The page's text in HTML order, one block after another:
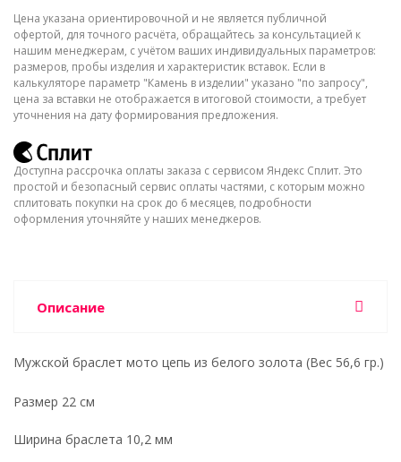
Цена указана ориентировочной и не является публичной
офертой, для точного расчёта, обращайтесь за консультацией к
нашим менеджерам, с учётом ваших индивидуальных параметров:
размеров, пробы изделия и характеристик вставок. Если в
калькуляторе параметр "Камень в изделии" указано "по запросу",
цена за вставки не отображается в итоговой стоимости, а требует
уточнения на дату формирования предложения.
Доступна рассрочка оплаты заказа с сервисом Яндекс Сплит. Это
простой и безопасный сервис оплаты частями, с которым можно
сплитовать покупки на срок до 6 месяцев, подробности
оформления уточняйте у наших менеджеров.
Описание
Мужской браслет мото цепь из белого золота (Вес 56,6 гр.)
Размер 22 см
Ширина браслета 10,2 мм